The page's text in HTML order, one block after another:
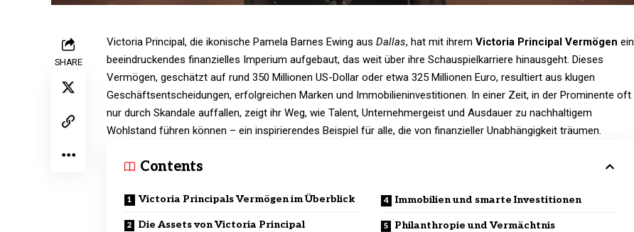
SHARE
Victoria Principal, die ikonische Pamela Barnes Ewing aus Dallas, hat mit ihrem Victoria Principal Vermögen ein
beeindruckendes finanzielles Imperium aufgebaut, das weit über ihre Schauspielkarriere hinausgeht. Dieses
Vermögen, geschätzt auf rund 350 Millionen US-Dollar oder etwa 325 Millionen Euro, resultiert aus klugen
Geschäftsentscheidungen, erfolgreichen Marken und Immobilieninvestitionen. In einer Zeit, in der Prominente oft
nur durch Skandale auffallen, zeigt ihr Weg, wie Talent, Unternehmergeist und Ausdauer zu nachhaltigem
Wohlstand führen können – ein inspirierendes Beispiel für alle, die von finanzieller Unabhängigkeit träumen.
Contents
Victoria Principals Vermögen im Überblick
Die Assets von Victoria Principal
Immobilien und smarte Investitionen
Philanthropie und Vermächtnis